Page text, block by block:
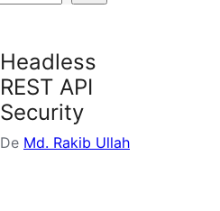
Headless
REST API
Security
De Md. Rakib Ullah